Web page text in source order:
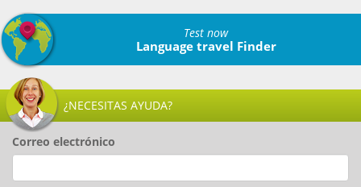
Test now
Language travel Finder
¿NECESITAS AYUDA?
Correo electrónico